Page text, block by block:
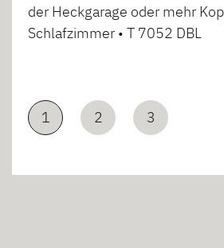
der Heckgarage oder mehr
Schlafzimmer • T 7052 DBL
1 2 3